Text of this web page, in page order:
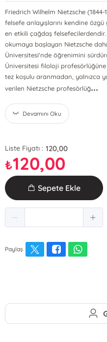
Friedrich Wilhelm Nietzsche
felsefe anlayışlarını kendine
en etkili çağdaş
okumaya başlayan Nietzsche
Üniversitesi'nde öğrenimini
Üniversitesi filoloji
tez koşulu aranmadan, yalnızca
verilen Nietzsche profesörlüğ...
Devamını Oku
Liste Fiyatı : 120,00
₺120,00
Sepete Ekle
Paylaş